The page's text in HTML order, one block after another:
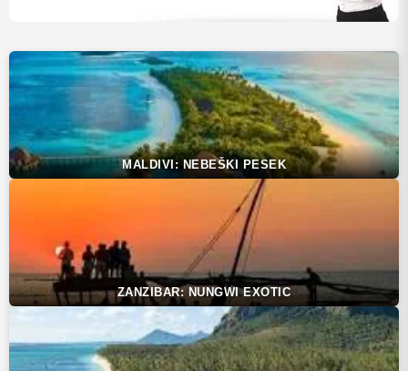
MALDIVI: NEBEŠKI PESEK
ZANZIBAR: NUNGWI EXOTIC